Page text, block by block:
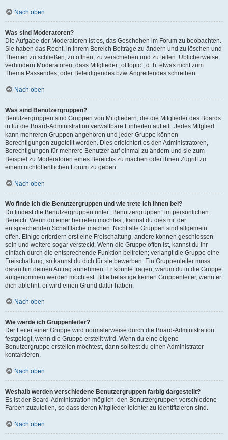
Nach oben
Was sind Moderatoren?
Die Aufgabe der Moderatoren ist es, das Geschehen im Forum zu beobachten.
Sie haben das Recht, in ihrem Bereich Beiträge zu ändern und zu löschen und
Themen zu schließen, zu öffnen, zu verschieben und zu teilen. Üblicherweise
verhindern Moderatoren, dass Mitglieder „offtopic“, d. h. etwas nicht zum
Thema Passendes, oder Beleidigendes bzw. Angreifendes schreiben.
Nach oben
Was sind Benutzergruppen?
Benutzergruppen sind Gruppen von Mitgliedern, die die Mitglieder des Boards
in für die Board-Administration verwaltbare Einheiten aufteilt. Jedes Mitglied
kann mehreren Gruppen angehören und jeder Gruppe können
Berechtigungen zugeteilt werden. Dies erleichtert es den Administratoren,
Berechtigungen für mehrere Benutzer auf einmal zu ändern und sie zum
Beispiel zu Moderatoren eines Bereichs zu machen oder ihnen Zugriff zu
einem nichtöffentlichen Forum zu geben.
Nach oben
Wo finde ich die Benutzergruppen und wie trete ich ihnen bei?
Du findest die Benutzergruppen unter „Benutzergruppen“ im persönlichen
Bereich. Wenn du einer beitreten möchtest, kannst du dies mit der
entsprechenden Schaltfläche machen. Nicht alle Gruppen sind allgemein
offen. Einige erfordern erst eine Freischaltung, andere können geschlossen
sein und weitere sogar versteckt. Wenn die Gruppe offen ist, kannst du ihr
einfach durch die entsprechende Funktion beitreten; verlangt die Gruppe eine
Freischaltung, so kannst du dich für sie bewerben. Ein Gruppenleiter muss
daraufhin deinen Antrag annehmen. Er könnte fragen, warum du in die Gruppe
aufgenommen werden möchtest. Bitte belästige keinen Gruppenleiter, wenn er
dich ablehnt, er wird einen Grund dafür haben.
Nach oben
Wie werde ich Gruppenleiter?
Der Leiter einer Gruppe wird normalerweise durch die Board-Administration
festgelegt, wenn die Gruppe erstellt wird. Wenn du eine eigene
Benutzergruppe erstellen möchtest, dann solltest du einen Administrator
kontaktieren.
Nach oben
Weshalb werden verschiedene Benutzergruppen farbig dargestellt?
Es ist der Board-Administration möglich, den Benutzergruppen verschiedene
Farben zuzuteilen, so dass deren Mitglieder leichter zu identifizieren sind.
Nach oben